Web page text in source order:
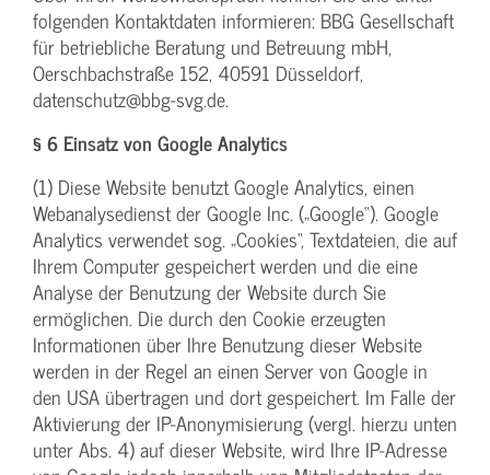
folgenden Kontaktdaten informieren: BBG Gesellschaft
für betriebliche Beratung und Betreuung mbH,
Oerschbachstraße 152, 40591 Düsseldorf,
datenschutz@bbg-svg.de.
§ 6 Einsatz von Google Analytics
(1) Diese Website benutzt Google Analytics, einen
Webanalysedienst der Google Inc. („Google“). Google
Analytics verwendet sog. „Cookies“, Textdateien, die auf
Ihrem Computer gespeichert werden und die eine
Analyse der Benutzung der Website durch Sie
ermöglichen. Die durch den Cookie erzeugten
Informationen über Ihre Benutzung dieser Website
werden in der Regel an einen Server von Google in
den USA übertragen und dort gespeichert. Im Falle der
Aktivierung der IP-Anonymisierung (vergl. hierzu unten
unter Abs. 4) auf dieser Website, wird Ihre IP-Adresse